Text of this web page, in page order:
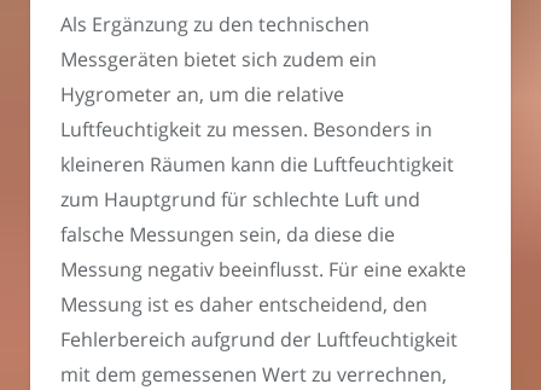
Als Ergänzung zu den technischen
Messgeräten bietet sich zudem ein
Hygrometer an, um die relative
Luftfeuchtigkeit zu messen. Besonders in
kleineren Räumen kann die Luftfeuchtigkeit
zum Hauptgrund für schlechte Luft und
falsche Messungen sein, da diese die
Messung negativ beeinflusst. Für eine exakte
Messung ist es daher entscheidend, den
Fehlerbereich aufgrund der Luftfeuchtigkeit
mit dem gemessenen Wert zu verrechnen,